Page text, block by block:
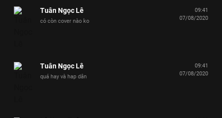
Tuân Ngọc Lê
có còn cover nào ko
09:41
07/08/2020
Tuân Ngọc Lê
quá hay và hap dân
09:41
07/08/2020